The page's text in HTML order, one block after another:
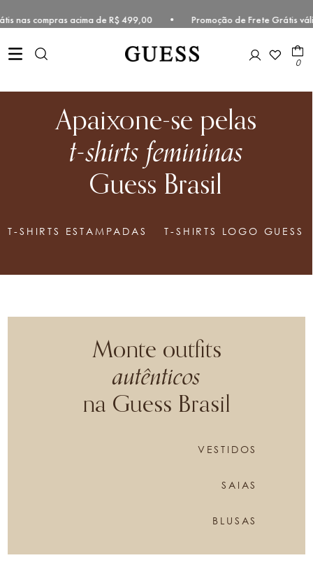
nas compras acima de R$ 499,00 • Promoção de Frete
0
Apaixone-se pelas
t-shirts femininas
Guess Brasil
T-SHIRTS ESTAMPADAS T-SHIRTS LOGO GUESS
Monte outfits
autênticos
na Guess Brasil
VESTIDOS
SAIAS
BLUSAS